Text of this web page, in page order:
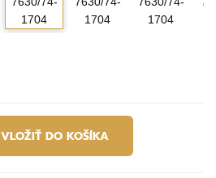
VLOŽIŤ DO KOŠÍKA